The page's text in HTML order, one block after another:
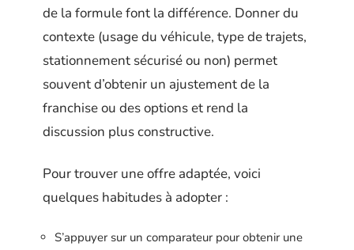
de la formule font la différence. Donner du
contexte (usage du véhicule, type de trajets,
stationnement sécurisé ou non) permet
souvent d’obtenir un ajustement de la
franchise ou des options et rend la
discussion plus constructive.
Pour trouver une offre adaptée, voici
quelques habitudes à adopter :
S’appuyer sur un comparateur pour obtenir une